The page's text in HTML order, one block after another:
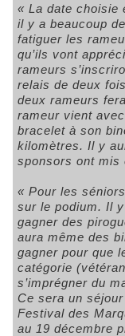
« La date choisie
il y a beaucoup
fatiguer les
qu’ils vont
rameurs
relais de deux
deux rameurs
rameur vient
bracelet à son
kilomètres. Il y
sponsors ont mis
« Pour les
sur le podium. Il
gagner des
aura même des
gagner pour que
catégorie
s’imprégner du
Ce sera un
Festival des
au 19 décembre